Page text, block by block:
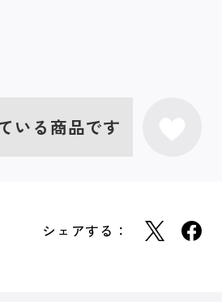
いる商品です
シェアする：